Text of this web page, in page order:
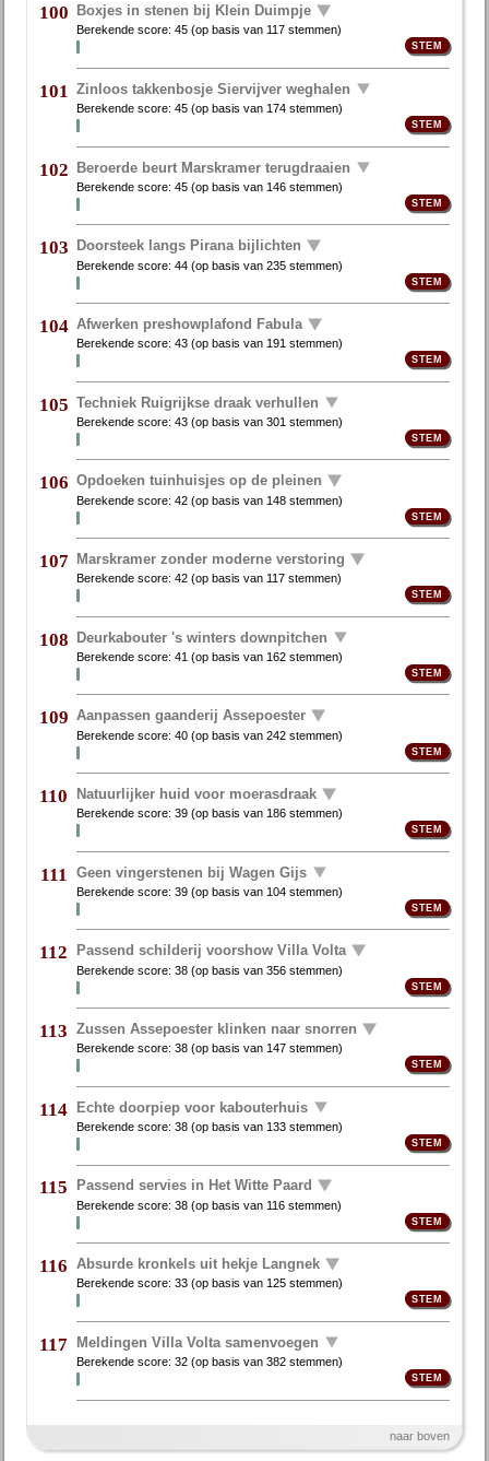
100 Boxjes in stenen bij Klein Duimpje
Berekende score:45 (op basis van117 stemmen)
101 Zinloos takkenbosje Siervijver weghalen
Berekende score:45 (op basis van 174 stemmen)
102 Beroerde beurt Marskramer terugdraaien
Berekende score:45 (op basis van 146 stemmen)
103 Doorsteek langs Pirana bijlichten
Berekende score:44 (op basis van235 stemmen)
104 Afwerken preshowplafond Fabula
Berekende score:43 (op basis van 191 stemmen)
105 Techniek Ruigrijkse draak verhullen
Berekende score:43 (op basis van301 stemmen)
106 Opdoeken tuinhuisjes op de pleinen
Berekende score:42 (op basis van 148 stemmen)
107 Marskramer zonder moderne verstoring
Berekende score:42 (op basis van 117 stemmen)
108 Deurkabouter 's winters downpitchen
Berekende score:41 (op basis van 162 stemmen)
109 Aanpassen gaanderij Assepoester
Berekende score:40 (op basis van242 stemmen)
110 Natuurlijker huid voor moerasdraak
Berekende score:39 (op basis van 186 stemmen)
111 Geen vingerstenen bij Wagen Gijs
Berekende score:39 (op basis van 104 stemmen)
112 Passend schilderij voorshow Villa Volta
Berekende score:38 (op basis van356 stemmen)
113 Zussen Assepoester klinken naar snorren
Berekende score:38 (op basis van 147 stemmen)
114 Echte doorpiep voor kabouterhuis
Berekende score:38 (op basis van 133 stemmen)
115 Passend servies in Het Witte Paard
Berekende score:38 (op basis van 116 stemmen)
116 Absurde kronkels uit hekje Langnek
Berekende score:33 (op basis van125 stemmen)
117 Meldingen Villa Volta samenvoegen
Berekende score:32 (op basis van382 stemmen)
naar boven